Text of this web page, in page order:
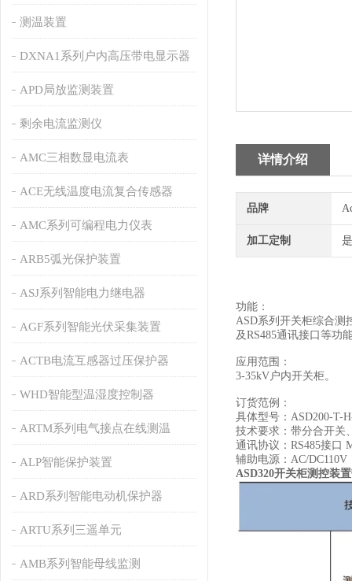
测温装置
DXNA1系列户内高压带电显示器
APD局放监测装置
剩余电流监测仪
AMC三相数显电流表
ACE无线温度电流复合传感器
AMC系列可编程电力仪表
ARB5弧光保护装置
ASJ系列智能电力继电器
AGF系列智能光伏采集装置
ACTB电流互感器过压保护器
WHD智能型温湿度控制器
ARTM系列电气接点在线测温
ALP智能保护装置
ARD系列智能电动机保护器
ARTU系列三遥单元
AMB系列智能母线监测
详情介绍
品牌
加工定制
功能：
ASD系列开关柜综合测
及RS485通讯接口等功
应用范围：
3-35kV户内开关柜。
订货范例：
具体型号：ASD200-T-
技术要求：带分合开关
通讯协议：RS485接口
辅助电源：AC/DC110V
ASD320开关柜测控装